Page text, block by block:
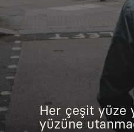
Her çeşit yüze
yüzüne